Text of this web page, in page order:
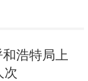
浩特局上
次